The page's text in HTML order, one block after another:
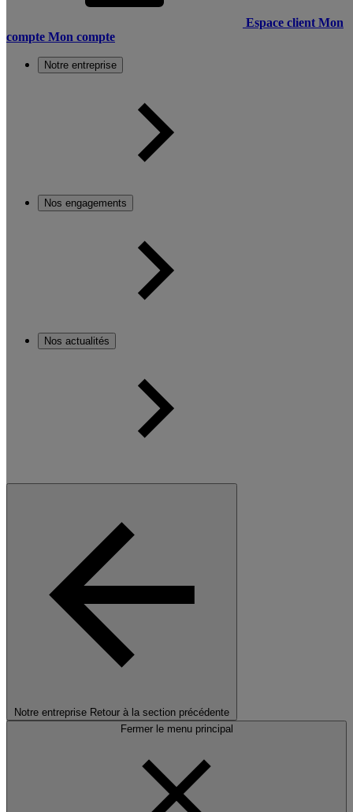
Espace client Mon
compte Mon compte
Notre entreprise
Nos engagements
Nos actualités
Notre entreprise Retour à la section précédente
Fermer le menu principal